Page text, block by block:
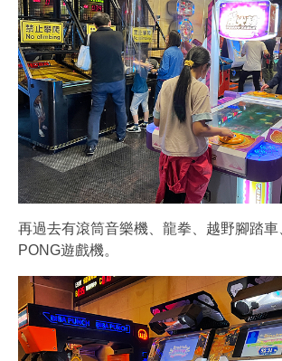
再過去有滾筒音樂機、龍拳、越野腳踏車
PONG遊戲機。